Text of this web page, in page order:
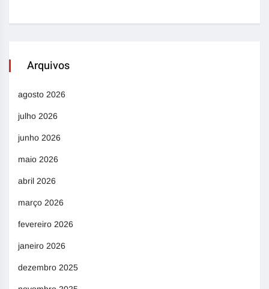
Arquivos
agosto 2026
julho 2026
junho 2026
maio 2026
abril 2026
março 2026
fevereiro 2026
janeiro 2026
dezembro 2025